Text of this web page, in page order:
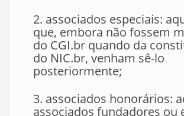
2. associados especiais:
que, embora não fossem
do CGI.br quando da
do NIC.br, venham sê-lo
posteriormente;
3. associados honorários:
associados fundadores ou